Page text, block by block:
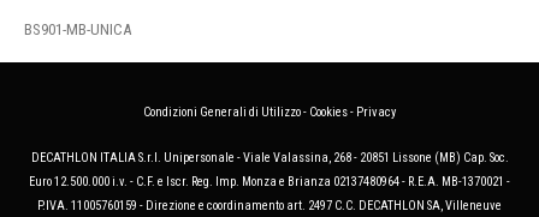
BS901-MB-UNICA
Condizioni Generali di Utilizzo- Cookies- Privacy
DECATHLON ITALIA S.r.l. Unipersonale - Viale Valassina, 268 - 20851 Lissone (MB) Cap. Soc.
Euro 12.500.000 i.v. - C.F. e Iscr. Reg. Imp. Monza e Brianza 02137480964 - R.E.A. MB-1370021 -
P.IVA. 11005760159 - Direzione e coordinamento art. 2497 C.C. DECATHLON SA, Villeneuve